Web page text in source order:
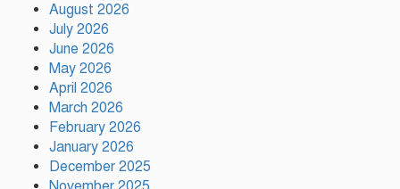
August 2026
July 2026
June 2026
May 2026
April 2026
March 2026
February 2026
January 2026
December 2025